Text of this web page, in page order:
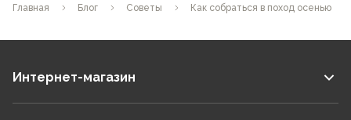
Главная Блог Советы Как собраться в поход осенью
Интернет-магазин